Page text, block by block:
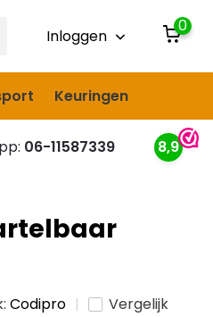
Inloggen
0
Keuringen
06-11587339
8,9
Codipro Vergelijk